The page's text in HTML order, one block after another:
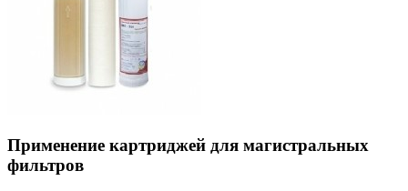
Применение картриджей для магистральных
фильтров